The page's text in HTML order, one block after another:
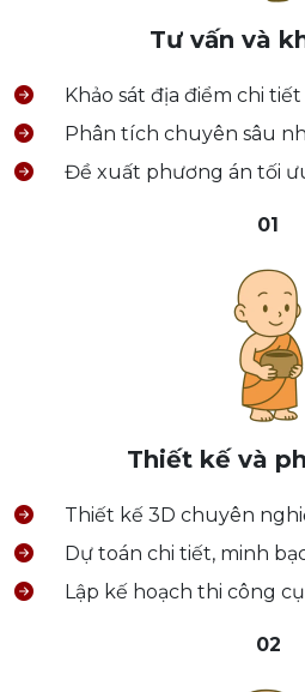
Tư vấn và
Khảo sát địa điểm chi tiết
Phân tích chuyên sâu
Đề xuất phương án tối
01
Thiết kế và
Thiết kế 3D chuyên
Dự toán chi tiết, minh
Lập kế hoạch thi công
02